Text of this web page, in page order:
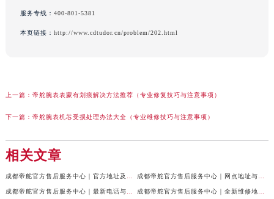
服务专线： 400-801-5381
本页链接： http://www.cdtudor.cn/problem/202.html
上一篇： 帝舵腕表表蒙有划痕解决方法推荐（专业修复技巧与注意事项）
下一篇： 帝舵腕表机芯受损处理办法大全（专业维修技巧与注意事项）
相关文章